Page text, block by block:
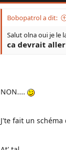
Bobopatrol a dit:
Salut olna oui je le
ca devrait aller
NON....
J'te fait un